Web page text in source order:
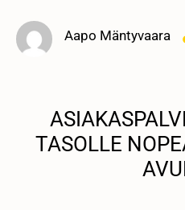
Aapo Mäntyvaara
TASOLLE